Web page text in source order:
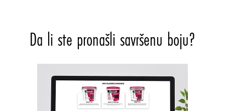
Da li ste pronašli savršenu boju?